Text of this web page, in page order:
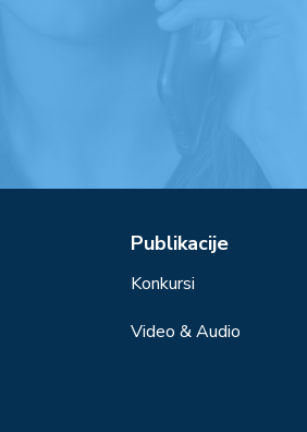
Publikacije
Konkursi
Video & Audio